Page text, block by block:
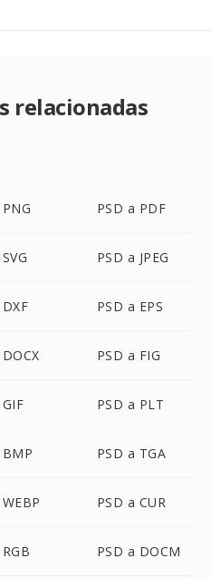
relacionadas
PSD a PDF
PSD a JPEG
PSD a EPS
PSD a FIG
PSD a PLT
PSD a TGA
PSD a CUR
PSD a DOCM